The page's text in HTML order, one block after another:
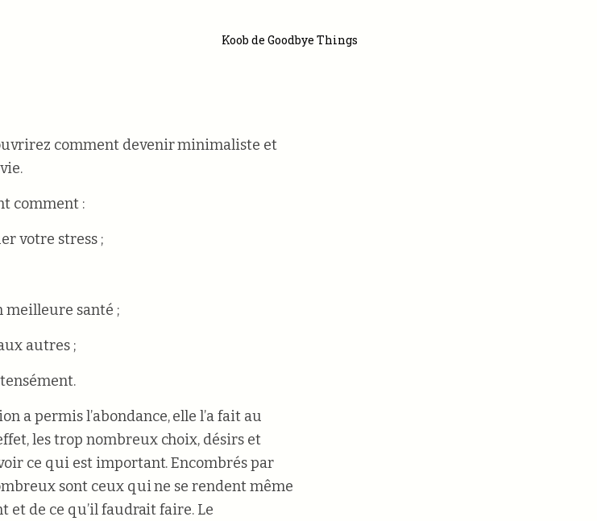
Koob de Goodbye Things
comment devenir minimaliste et
comment :
votre stress ;
meilleure santé ;
autres ;
a permis l’abondance, elle l’a fait au
les trop nombreux choix, désirs et
ce qui est important. Encombrés par
sont ceux qui ne se rendent même
et de ce qu’il faudrait faire. Le